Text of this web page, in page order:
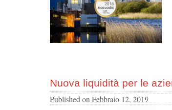
Nuova liquidità per le
Published on Febbraio 12, 2019